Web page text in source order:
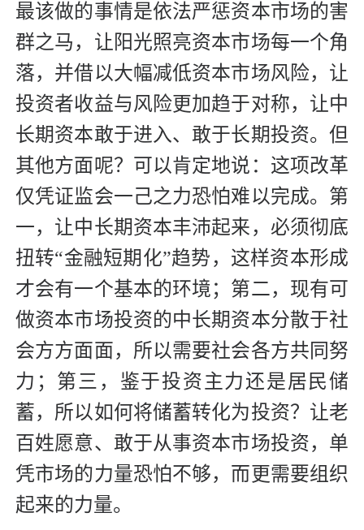
最该做的事情是依法严惩资本市场的害
群之马，让阳光照亮资本市场每一个角
落，并借以大幅减低资本市场风险，让
投资者收益与风险更加趋于对称，让中
长期资本敢于进入、敢于长期投资。但
其他方面呢？可以肯定地说：这项改革
仅凭证监会一己之力恐怕难以完成。第
一，让中长期资本丰沛起来，必须彻底
扭转“金融短期化”趋势，这样资本形成
才会有一个基本的环境；第二，现有可
做资本市场投资的中长期资本分散于社
会方方面面，所以需要社会各方共同努
力；第三，鉴于投资主力还是居民储
蓄，所以如何将储蓄转化为投资？让老
百姓愿意、敢于从事资本市场投资，单
凭市场的力量恐怕不够，而更需要组织
起来的力量。